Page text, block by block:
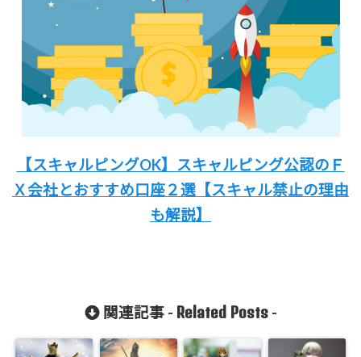
【スキャルピングOK】 スキャルピング公認のＦ
Ｘ会社とおすすめ口座２選 【スキャル禁止の理由
も解説】
関連記事 - Related Posts-